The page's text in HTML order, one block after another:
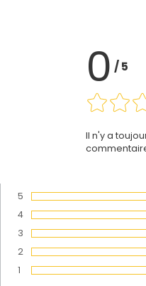
0 /5
Il n'y a
Vote :
5
Vote :
4
Vote :
3
Vote :
2
Vote :
1